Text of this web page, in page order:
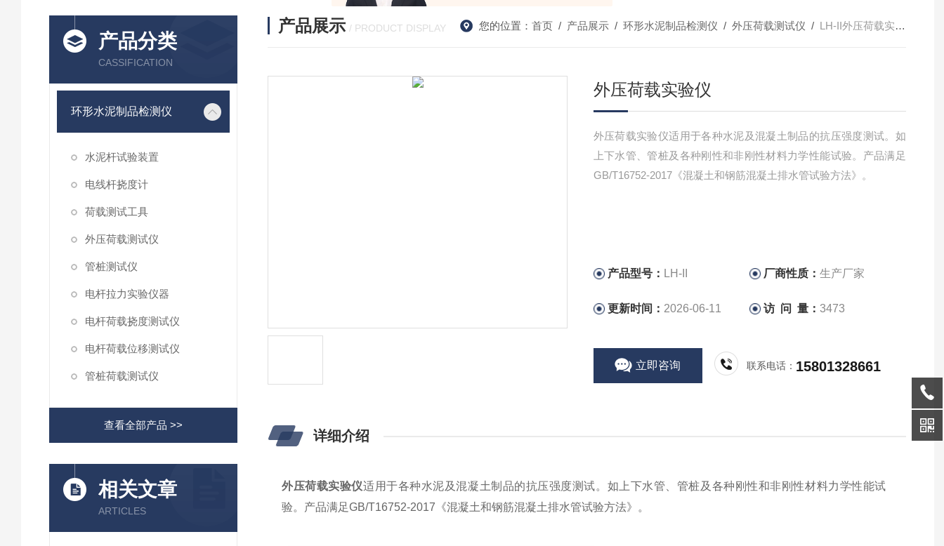
产品分类
CASSIFICATION
环形水泥制品检测仪
水泥杆试验装置
电线杆挠度计
荷载测试工具
外压荷载测试仪
管桩测试仪
电杆拉力实验仪器
电杆荷载挠度测试仪
电杆荷载位移测试仪
管桩荷载测试仪
查看全部产品 >>
相关文章
ARTICLES
产品展示 / PRODUCT DISPLAY 您的位置： 首页/ 产品展示/ 环形水泥制品检测仪 / 外压荷载测试仪 / LH-II外压荷载实验仪
外压荷载实验仪
外压荷载实验仪适用于各种水泥及混凝土制品的抗压强度测试。如
上下水管、管桩及各种刚性和非刚性材料力学性能试验。产品满足
GB/T16752-2017《混凝土和钢筋混凝土排水管试验方法》。
产品型号： LH-II 厂商性质：生产厂家
更新时间： 2026-06-11 访 问 量：3473
立即咨询 联系电话： 15801328661
详细介绍
外压荷载实验仪适用于各种水泥及混凝土制品的抗压强度测试。如上下水管、管桩及各种刚性和非刚性材料力学性能试
验。产品满足GB/T16752-2017《混凝土和钢筋混凝土排水管试验方法》。